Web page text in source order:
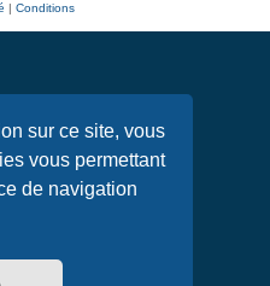
sur ce site, vous
vous permettant
de navigation
| Conditions